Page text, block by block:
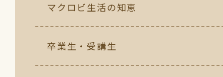
マクロビ生活の知恵
卒業生・受講生